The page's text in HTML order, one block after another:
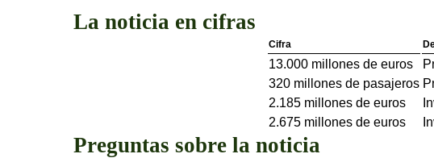
La noticia en cifras
Cifra
13.000 millones de euros
320 millones de pasajeros
2.185 millones de euros
2.675 millones de euros
Preguntas sobre la noticia